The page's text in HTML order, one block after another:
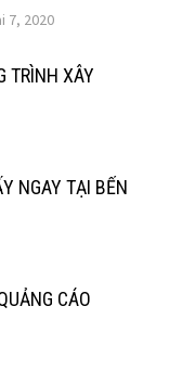
7, 2020
TRÌNH XÂY
NGAY TẠI BẾN
CÁO